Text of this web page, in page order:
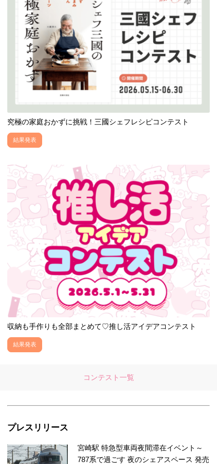
究極の家庭おかずに挑戦！三國シェフレシピコンテスト
結果発表
収納も手作りも全部まとめて♡推し活アイデアコンテスト
結果発表
コンテスト一覧
プレスリリース
宮崎駅 特急型車両夜間滞在イベント～
787系で過ごす 夜のシェアスペース 発売